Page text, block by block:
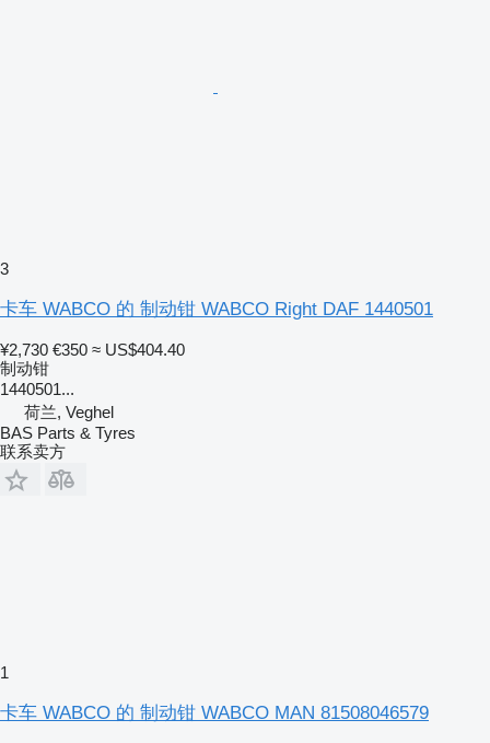
3
卡车 WABCO 的 制动钳 WABCO Right DAF 1440501
¥2,730 €350 ≈ US$404.40
制动钳
1440501...
荷兰, Veghel
BAS Parts & Tyres
联系卖方
1
卡车 WABCO 的 制动钳 WABCO MAN 81508046579